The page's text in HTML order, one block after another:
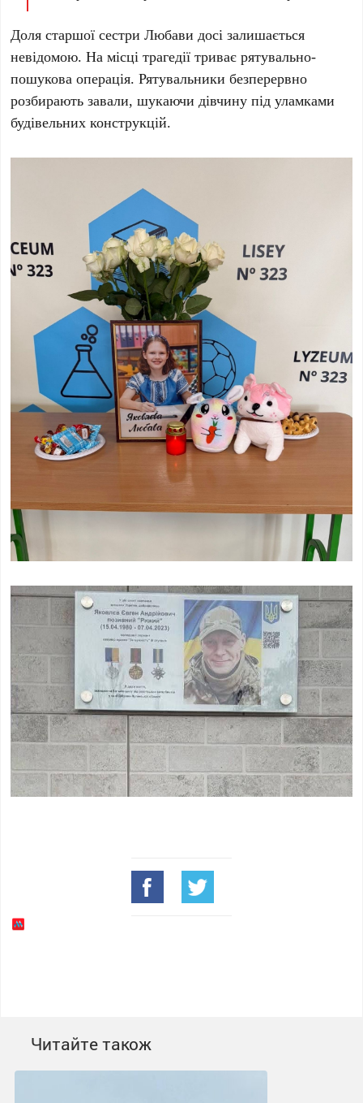
Доля старшої сестри Любави досі залишається
невідомою. На місці трагедії триває рятувально-
пошукова операція. Рятувальники безперервно
розбирають завали, шукаючи дівчину під уламками
будівельних конструкцій.
Читайте також